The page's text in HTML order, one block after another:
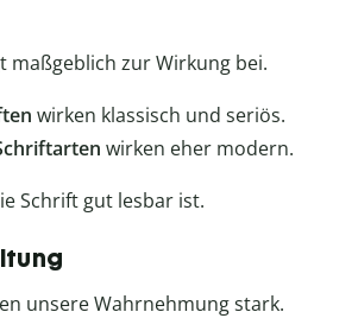
maßgeblich zur Wirkung bei.
wirken klassisch und seriös.
wirken eher modern.
Schrift gut lesbar ist.
unsere Wahrnehmung stark.